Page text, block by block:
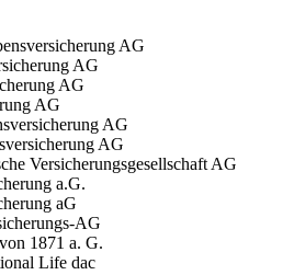
AG
AG
AG
AG
AG
AG
Versicherungsgesellschaft AG
a.G.
aG
AG
1871 a. G.
Life dac